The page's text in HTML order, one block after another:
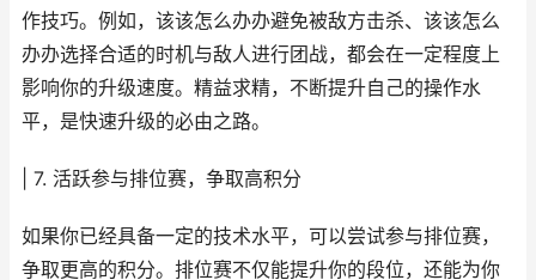
作技巧。例如，该该怎么办办避免被敌方击杀、该该怎么
办办选择合适的时机与敌人进行团战，都会在一定程度上
影响你的升级速度。精益求精，不断提升自己的操作水
平，是快速升级的必由之路。
| 7. 活跃参与排位赛，争取高积分
如果你已经具备一定的技术水平，可以尝试参与排位赛，
争取更高的积分。排位赛不仅能提升你的段位，还能为你